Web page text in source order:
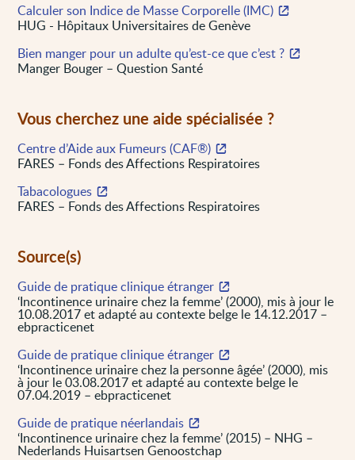
Calculer son Indice de Masse Corporelle (IMC)
HUG - Hôpitaux Universitaires de Genève
Bien manger pour un adulte qu’est-ce que c’est ?
Manger Bouger – Question Santé
Vous cherchez une aide spécialisée ?
Centre d’Aide aux Fumeurs (CAF®)
FARES – Fonds des Affections Respiratoires
Tabacologues
FARES – Fonds des Affections Respiratoires
Source(s)
Guide de pratique clinique étranger
‘Incontinence urinaire chez la femme’ (2000), mis à jour le
10.08.2017 et adapté au contexte belge le 14.12.2017 –
ebpracticenet
Guide de pratique clinique étranger
‘Incontinence urinaire chez la personne âgée’ (2000), mis
à jour le 03.08.2017 et adapté au contexte belge le
07.04.2019 – ebpracticenet
Guide de pratique néerlandais
‘Incontinence urinaire chez la femme’ (2015) – NHG –
Nederlands Huisartsen Genoostchap